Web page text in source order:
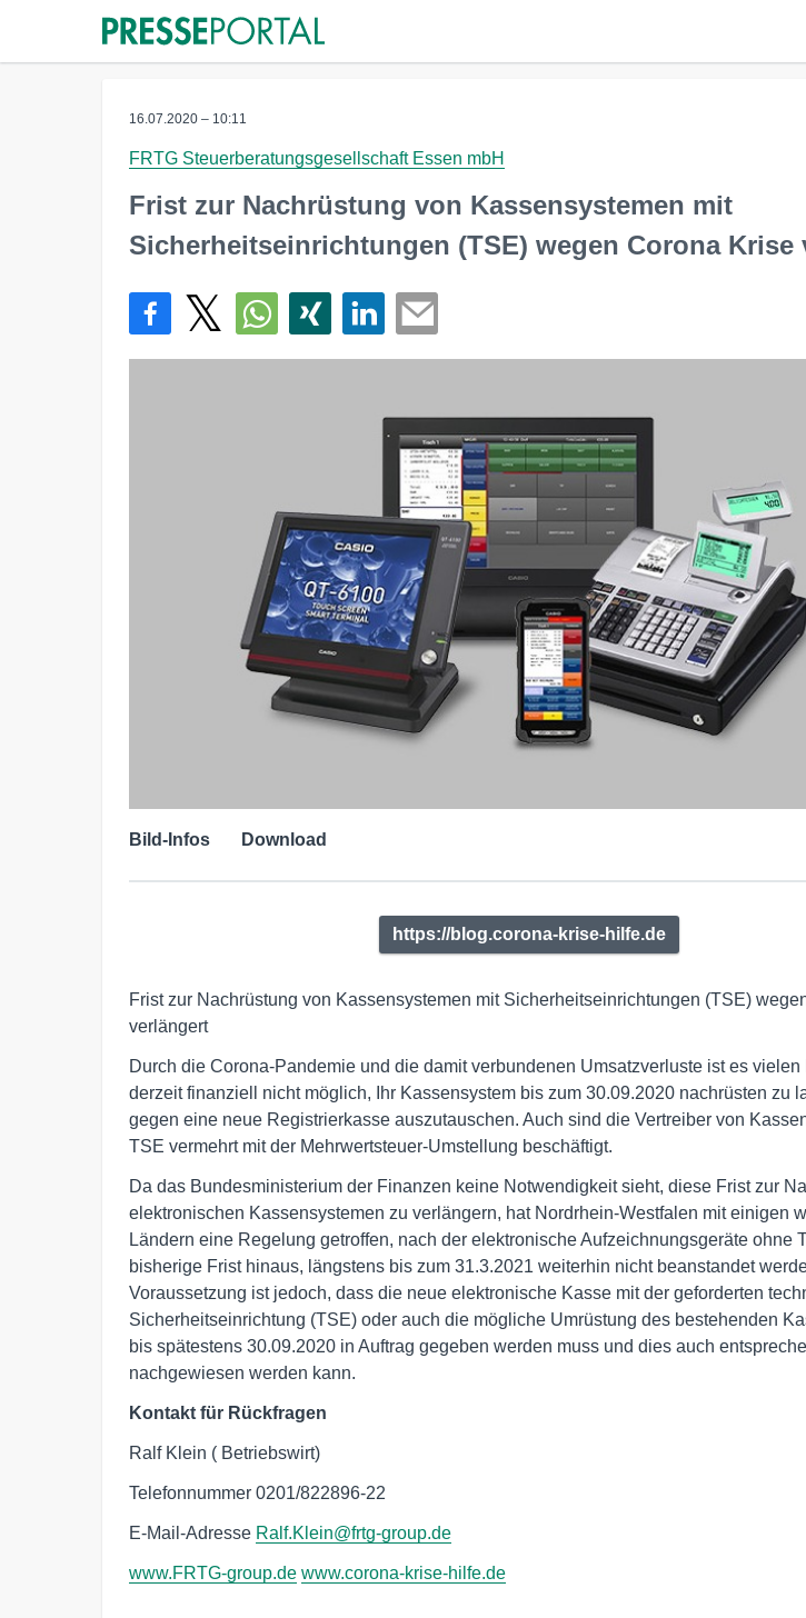
16.07.2020 – 10:11
FRTG Steuerberatungsgesellschaft Essen mbH
Frist zur Nachrüstung von Kassensystemen mit
Sicherheitseinrichtungen (TSE) wegen Corona Krise
Bild-Infos Download
https://blog.corona-krise-hilfe.de
Frist zur Nachrüstung von Kassensystemen mit Sicherheitseinrichtungen (TSE)
verlängert
Durch die Corona-Pandemie und die damit verbundenen Umsatzverluste ist es
derzeit finanziell nicht möglich, Ihr Kassensystem bis zum 30.09.2020 nachrüsten zu
gegen eine neue Registrierkasse auszutauschen. Auch sind die Vertreiber von
TSE vermehrt mit der Mehrwertsteuer-Umstellung beschäftigt.
Da das Bundesministerium der Finanzen keine Notwendigkeit sieht, diese Frist zur
elektronischen Kassensystemen zu verlängern, hat Nordrhein-Westfalen mit einigen
Ländern eine Regelung getroffen, nach der elektronische Aufzeichnungsgeräte ohne
bisherige Frist hinaus, längstens bis zum 31.3.2021 weiterhin nicht beanstandet
Voraussetzung ist jedoch, dass die neue elektronische Kasse mit der geforderten
Sicherheitseinrichtung (TSE) oder auch die mögliche Umrüstung des bestehenden
bis spätestens 30.09.2020 in Auftrag gegeben werden muss und dies auch
nachgewiesen werden kann.
Kontakt für Rückfragen
Ralf Klein ( Betriebswirt)
Telefonnummer 0201/822896-22
E-Mail-Adresse Ralf.Klein@frtg-group.de
www.FRTG-group.de www.corona-krise-hilfe.de